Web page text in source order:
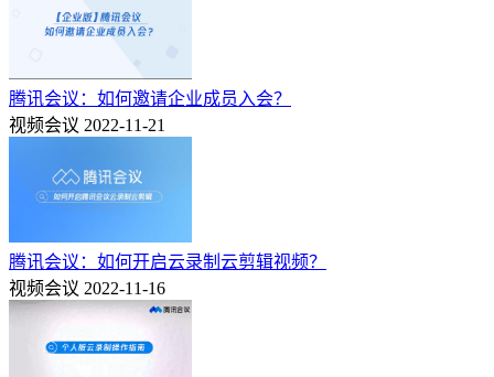
腾讯会议：如何邀请企业成员入会？
视频会议 2022-11-21
腾讯会议：如何开启云录制云剪辑视频？
视频会议 2022-11-16